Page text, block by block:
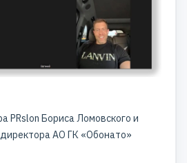
PRslon Бориса Ломовского и
директора АО ГК «Обонато»